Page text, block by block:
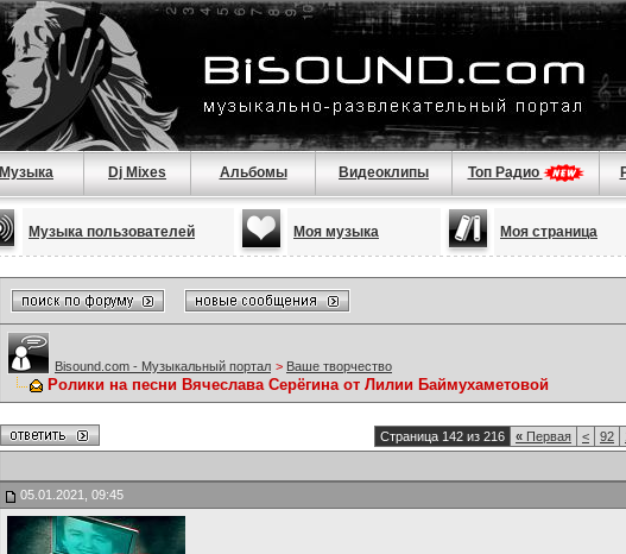
Музыка Dj Mixes Альбомы Видеоклипы Топ Радио
Музыка пользователей Моя музыка Моя страница
Bisound.com - Музыкальный портал > Ваше творчество
Ролики на песни Вячеслава Серёгина от Лилии Баймухаметовой
Страница 142 из 216 « Первая < 92
05.01.2021, 09:45